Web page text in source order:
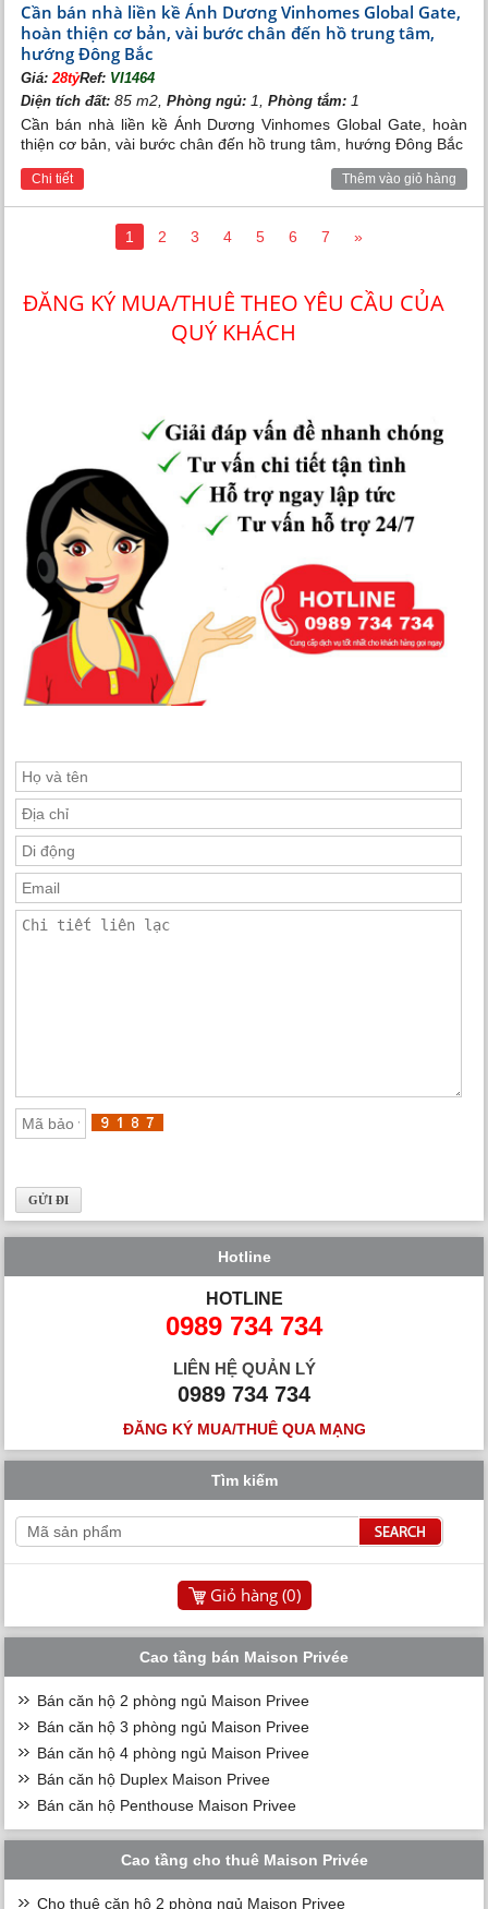
Cần bán nhà liền kề Ánh Dương Vinhomes Global Gate,
hoàn thiện cơ bản, vài bước chân đến hồ trung tâm,
hướng Đông Bắc
Giá:28tỷRef: VI1464
Diện tích đất: 85 m2,Phòng ngủ: 1,Phòng tắm: 1
Cần bán nhà liền kề Ánh Dương Vinhomes Global Gate, hoàn
thiện cơ bản, vài bước chân đến hồ trung tâm, hướng Đông Bắc
Chi tiết Thêm vào giỏ hàng
1 2 3 4 5 6 7 »
ĐĂNG KÝ MUA/THUÊ THEO YÊU CẦU CỦA
QUÝ KHÁCH
Hotline
HOTLINE
0989 734 734
LIÊN HỆ QUẢN LÝ
0989 734 734
ĐĂNG KÝ MUA/THUÊ QUA MẠNG
Tìm kiếm
Giỏ hàng (0)
Cao tầng bán Maison Privée
Bán căn hộ 2 phòng ngủ Maison Privee
Bán căn hộ 3 phòng ngủ Maison Privee
Bán căn hộ 4 phòng ngủ Maison Privee
Bán căn hộ Duplex Maison Privee
Bán căn hộ Penthouse Maison Privee
Cao tầng cho thuê Maison Privée
Cho thuê căn hộ 2 phòng ngủ Maison Privee